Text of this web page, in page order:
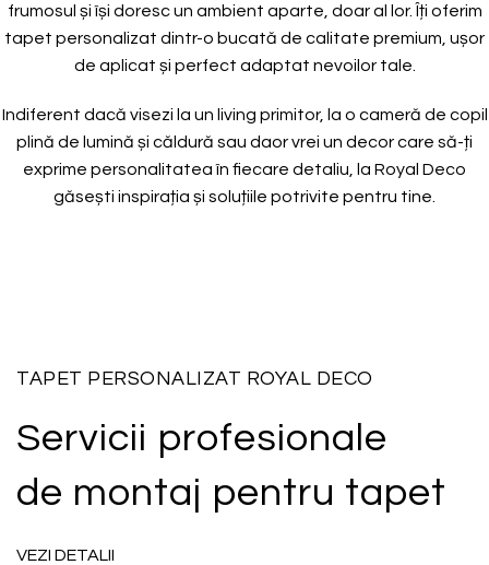
frumosul și își doresc un ambient aparte, doar al lor. Îți oferim
tapet personalizat dintr-o bucată de calitate premium, ușor
de aplicat și perfect adaptat nevoilor tale.
Indiferent dacă visezi la un living primitor, la o cameră de copil
plină de lumină și căldură sau daor vrei un decor care să-ți
exprime personalitatea în fiecare detaliu, la Royal Deco
găsești inspirația și soluțiile potrivite pentru tine.
TAPET PERSONALIZAT ROYAL DECO
Servicii profesionale
de montaj pentru tapet
VEZI DETALII